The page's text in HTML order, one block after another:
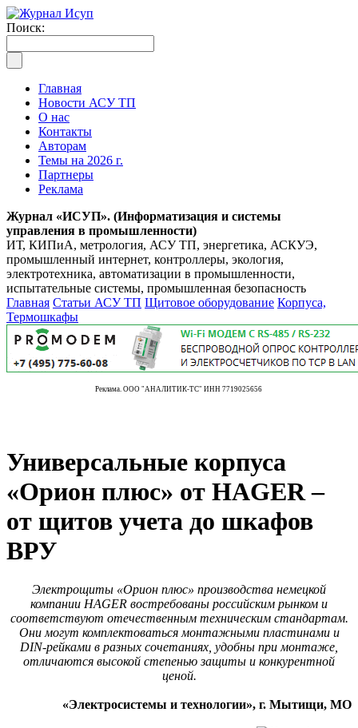
Поиск:
Главная
Новости АСУ ТП
О нас
Контакты
Авторам
Темы на 2026 г.
Партнеры
Реклама
Журнал «ИСУП». (Информатизация и системы
управления в промышленности)
ИТ, КИПиА, метрология, АСУ ТП, энергетика, АСКУЭ,
промышленный интернет, контроллеры, экология,
электротехника, автоматизации в промышленности,
испытательные системы, промышленная безопасность
Главная Статьи АСУ ТП Щитовое оборудование Корпуса,
Термошкафы
Реклама. ООО "АНАЛИТИК-ТС" ИНН 7719025656
Универсальные корпуса
«Орион плюс» от HAGER –
от щитов учета до шкафов
ВРУ
Электрощиты «Орион плюс» производства немецкой
компании HAGER востребованы российским рынком и
соответствуют отечественным техническим стандартам.
Они могут комплектоваться монтажными пластинами и
DIN-рейками в разных сочетаниях, удобны при монтаже,
отличаются высокой степенью защиты и конкурентной
ценой.
«Электросистемы и технологии», г. Мытищи, МО